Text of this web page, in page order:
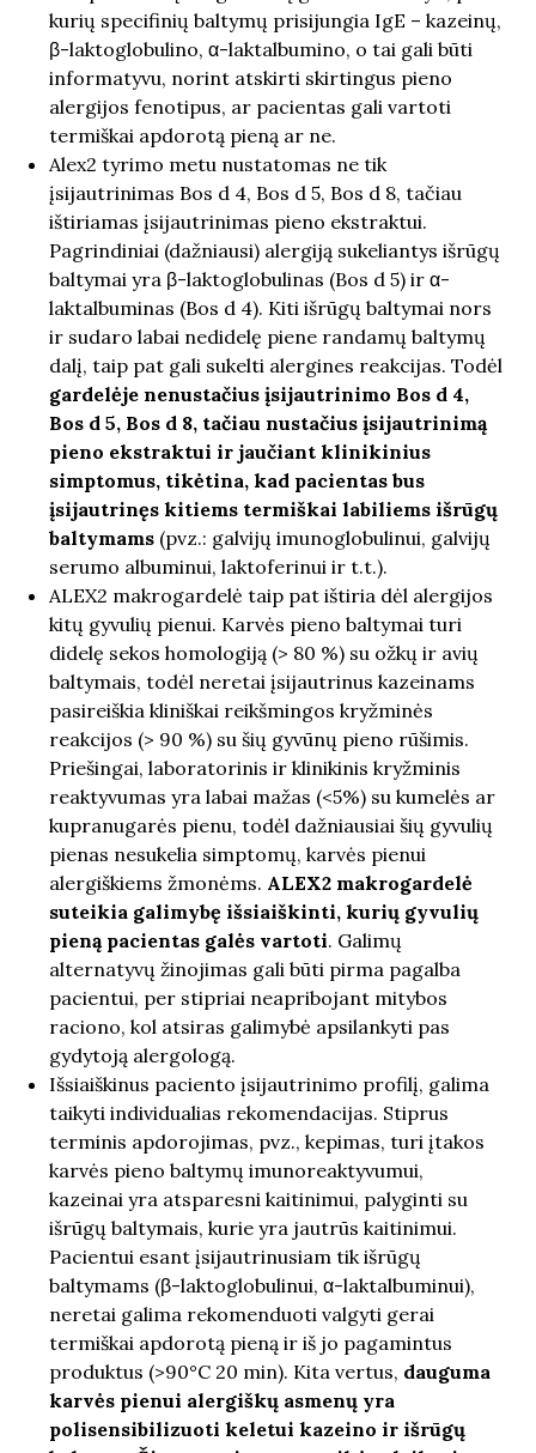
kurių specifinių baltymų prisijungia IgE – kazeinų,
β-laktoglobulino, α-laktalbumino, o tai gali būti
informatyvu, norint atskirti skirtingus pieno
alergijos fenotipus, ar pacientas gali vartoti
termiškai apdorotą pieną ar ne.
Alex2 tyrimo metu nustatomas ne tik
įsijautrinimas Bos d 4, Bos d 5, Bos d 8, tačiau
ištiriamas įsijautrinimas pieno ekstraktui.
Pagrindiniai (dažniausi) alergiją sukeliantys išrūgų
baltymai yra β-laktoglobulinas (Bos d 5) ir α-
laktalbuminas (Bos d 4). Kiti išrūgų baltymai nors
ir sudaro labai nedidelę piene randamų baltymų
dalį, taip pat gali sukelti alergines reakcijas. Todėl
gardelėje nenustačius įsijautrinimo Bos d 4,
Bos d 5, Bos d 8, tačiau nustačius įsijautrinimą
pieno ekstraktui ir jaučiant klinikinius
simptomus, tikėtina, kad pacientas bus
įsijautrinęs kitiems termiškai labiliems išrūgų
baltymams (pvz.: galvijų imunoglobulinui, galvijų
serumo albuminui, laktoferinui ir t.t.).
ALEX2 makrogardelė taip pat ištiria dėl alergijos
kitų gyvulių pienui. Karvės pieno baltymai turi
didelę sekos homologiją (> 80 %) su ožkų ir avių
baltymais, todėl neretai įsijautrinus kazeinams
pasireiškia kliniškai reikšmingos kryžminės
reakcijos (> 90 %) su šių gyvūnų pieno rūšimis.
Priešingai, laboratorinis ir klinikinis kryžminis
reaktyvumas yra labai mažas (<5%) su kumelės ar
kupranugarės pienu, todėl dažniausiai šių gyvulių
pienas nesukelia simptomų, karvės pienui
alergiškiems žmonėms. ALEX2 makrogardelė
suteikia galimybę išsiaiškinti, kurių gyvulių
pieną pacientas galės vartoti. Galimų
alternatyvų žinojimas gali būti pirma pagalba
pacientui, per stipriai neapribojant mitybos
raciono, kol atsiras galimybė apsilankyti pas
gydytoją alergologą.
Išsiaiškinus paciento įsijautrinimo profilį, galima
taikyti individualias rekomendacijas. Stiprus
terminis apdorojimas, pvz., kepimas, turi įtakos
karvės pieno baltymų imunoreaktyvumui,
kazeinai yra atsparesni kaitinimui, palyginti su
išrūgų baltymais, kurie yra jautrūs kaitinimui.
Pacientui esant įsijautrinusiam tik išrūgų
baltymams (β-laktoglobulinui, α-laktalbuminui),
neretai galima rekomenduoti valgyti gerai
termiškai apdorotą pieną ir iš jo pagamintus
produktus (>90°C 20 min). Kita vertus, dauguma
karvės pienui alergiškų asmenų yra
polisensibilizuoti keletui kazeino ir išrūgų